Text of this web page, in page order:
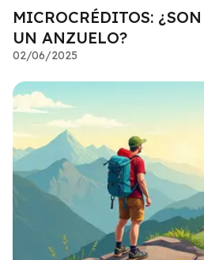
MICROCRÉDITOS:
UN ANZUELO?
02/06/2025